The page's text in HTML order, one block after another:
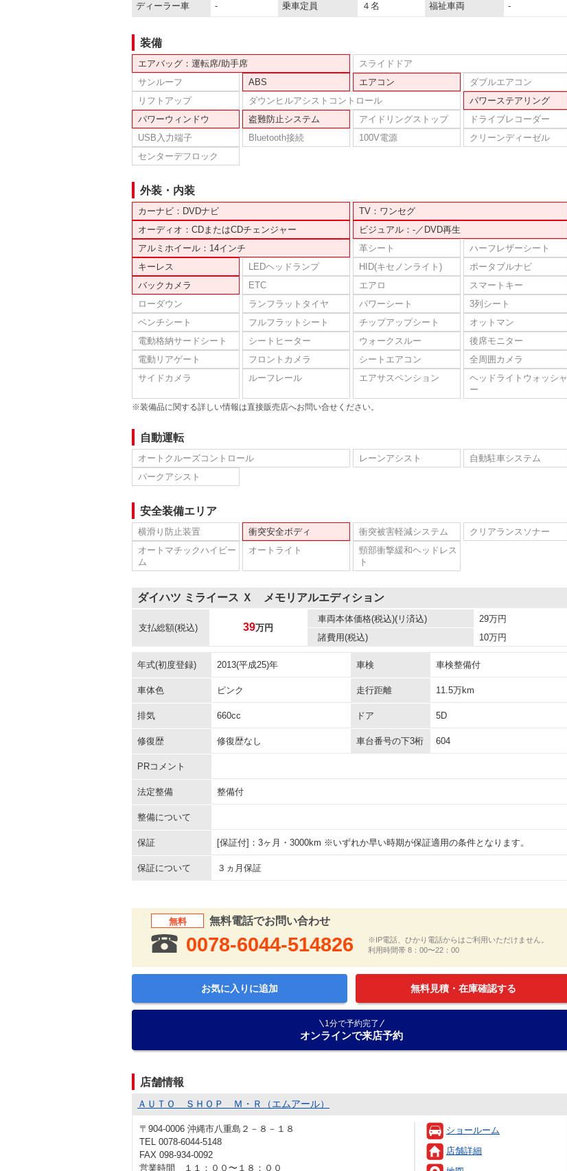
ディーラー車 - 乗車定員 ４名 福祉車両 -
装備
エアバッグ：運転席/助手席
スライドドア
サンルーフ
ABS エアコン
ダブルエアコン
リフトアップ
ダウンヒルアシストコントロール
パワーステアリング
パワーウィンドウ
盗難防止システム アイドリングストップ
ドライブレコーダー
USB入力端子
Bluetooth接続 100V電源
クリーンディーゼル
センターデフロック
外装・内装
カーナビ：DVDナビ
TV：ワンセグ
オーディオ：CDまたはCDチェンジャー
ビジュアル：-／DVD再生
アルミホイール：14インチ
革シート
ハーフレザーシート
キーレス
LEDヘッドランプ HID(キセノンライト)
ポータブルナビ
バックカメラ
ETC エアロ
スマートキー
ローダウン
ランフラットタイヤ パワーシート
3列シート
ベンチシート
フルフラットシート チップアップシート
オットマン
電動格納サードシート
シートヒーター ウォークスルー
後席モニター
電動リアゲート
フロントカメラ シートエアコン
全周囲カメラ
サイドカメラ
ルーフレール エアサスペンション
ヘッドライトウォッシャ
ー
※装備品に関する詳しい情報は直接販売店へお問い合せください。
自動運転
オートクルーズコントロール レーンアシスト
自動駐車システム
パークアシスト
安全装備エリア
横滑り防止装置 衝突安全ボディ 衝突被害軽減システム
クリアランスソナー
オートマチックハイビー
ム
オートライト
頸部衝撃緩和ヘッドレス
ト
ダイハツ ミライース Ｘ メモリアルエディション
支払総額(税込) 39万円
車両本体価格(税込)(リ済込) 29万円
諸費用(税込) 10万円
年式(初度登録) 2013(平成25)年 車検 車検整備付
車体色 ピンク 走行距離 11.5万km
排気 660cc ドア 5D
修復歴 修復歴なし 車台番号の下3桁 604
PRコメント
法定整備 整備付
整備について
保証 [保証付]：3ヶ月・3000km ※いずれか早い時期が保証適用の条件となります。
保証について ３ヵ月保証
無料 無料電話でお問い合わせ
0078-6044-514826
※IP電話、ひかり電話からはご利用いただけません。
利用時間帯 8：00〜22：00
お気に入りに追加 無料見積・在庫確認する
1分で予約完了
オンラインで来店予約
店舗情報
ＡＵＴＯ ＳＨＯＰ Ｍ・Ｒ（エムアール）
〒904-0006 沖縄市八重島２－８－１８
TEL 0078-6044-5148
FAX 098-934-0092
営業時間 １１：００〜１８：００
ショールーム
店舗詳細